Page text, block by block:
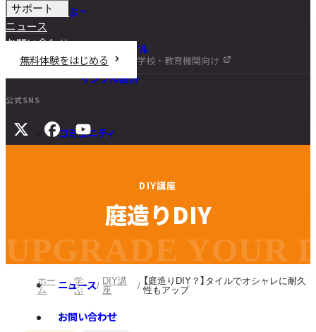
学ぶ
チュートリアル
DIY講座
サンプル設計
コミュニティ
よくある質問
マニュアル
旧バージョンダウンロード
ニュース
お問い合わせ
サポート
ニュース
お問い合わせ
無料体験をはじめる
学校・教育機関向け
公式SNS
D IY講座
庭造りDIY
UPGRADE YOUR
ホー
ム
学
ぶ
DIY講
座
【庭造りDIY？】タイルでオシャレに耐久
性もアップ